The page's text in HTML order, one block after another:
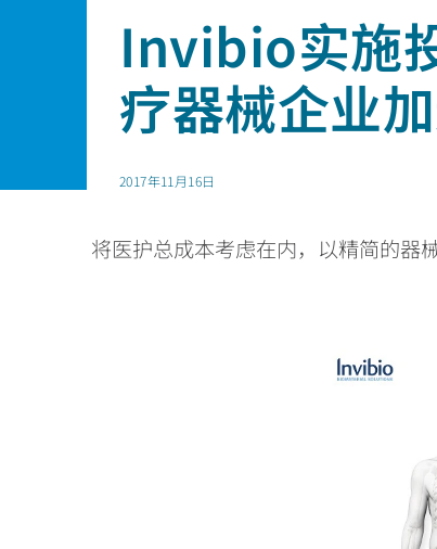
PEEK 薄膜
石油和天然气
可再生能源
LNG与氢能
工业
工业设备
机器人和自动化
专业技术知识
Invibio实施
疗器械企业
2017年11月16日
将医护总成本考虑在内，以精简的器